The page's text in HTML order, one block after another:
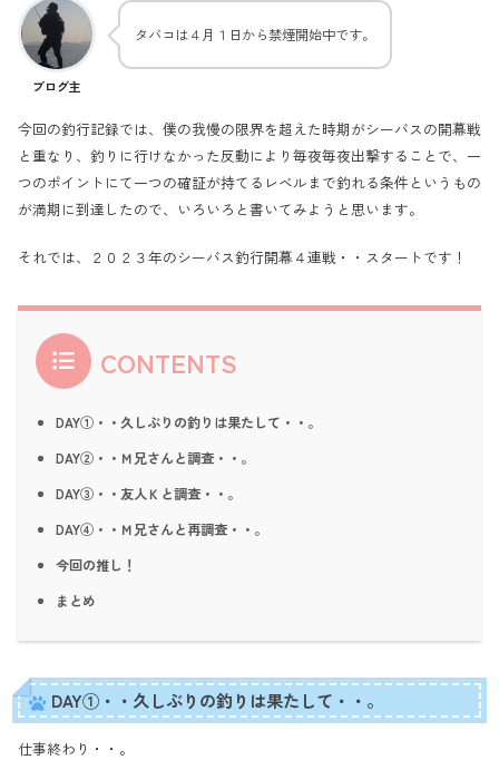
ブログ主
タバコは４月１日から禁煙開始中です。
今回の釣行記録では、僕の我慢の限界を超えた時期がシーバスの開幕戦
と重なり、釣りに行けなかった反動により毎夜毎夜出撃することで、一
つのポイントにて一つの確証が持てるレベルまで釣れる条件というもの
が満期に到達したので、いろいろと書いてみようと思います。
それでは、２０２３年のシーバス釣行開幕４連戦・・スタートです！
CONTENTS
DAY①・・久しぶりの釣りは果たして・・。
DAY②・・Ｍ兄さんと調査・・。
DAY③・・友人Ｋと調査・・。
DAY④・・Ｍ兄さんと再調査・・。
今回の推し！
まとめ
DAY①・・久しぶりの釣りは果たして・・。
仕事終わり・・。